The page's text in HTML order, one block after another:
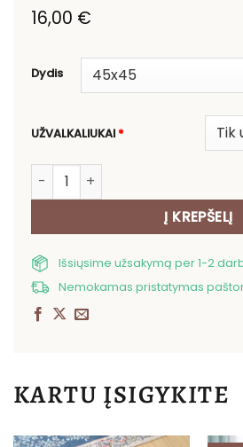
16,00 €
Dydis
UŽVALKALIUKAI*
produkto kiekis: Dvipusis
Į KREPŠELĮ
Išsiųsime užsakymą per 1-2
Nemokamas pristatymas
KARTU ĮSIGYKITE